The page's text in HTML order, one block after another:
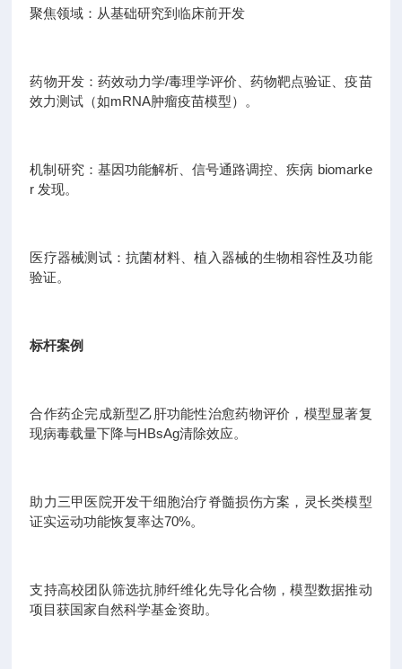
聚焦领域：从基础研究到临床前开发
药物开发：药效动力学/毒理学评价、药物靶点验证、疫苗
效力测试（如mRNA肿瘤疫苗模型）。
机制研究：基因功能解析、信号通路调控、疾病 biomarke
r 发现。
医疗器械测试：抗菌材料、植入器械的生物相容性及功能
验证。
标杆案例
合作药企完成新型乙肝功能性治愈药物评价，模型显著复
现病毒载量下降与HBsAg清除效应。
助力三甲医院开发干细胞治疗脊髓损伤方案，灵长类模型
证实运动功能恢复率达70%。
支持高校团队筛选抗肺纤维化先导化合物，模型数据推动
项目获国家自然科学基金资助。